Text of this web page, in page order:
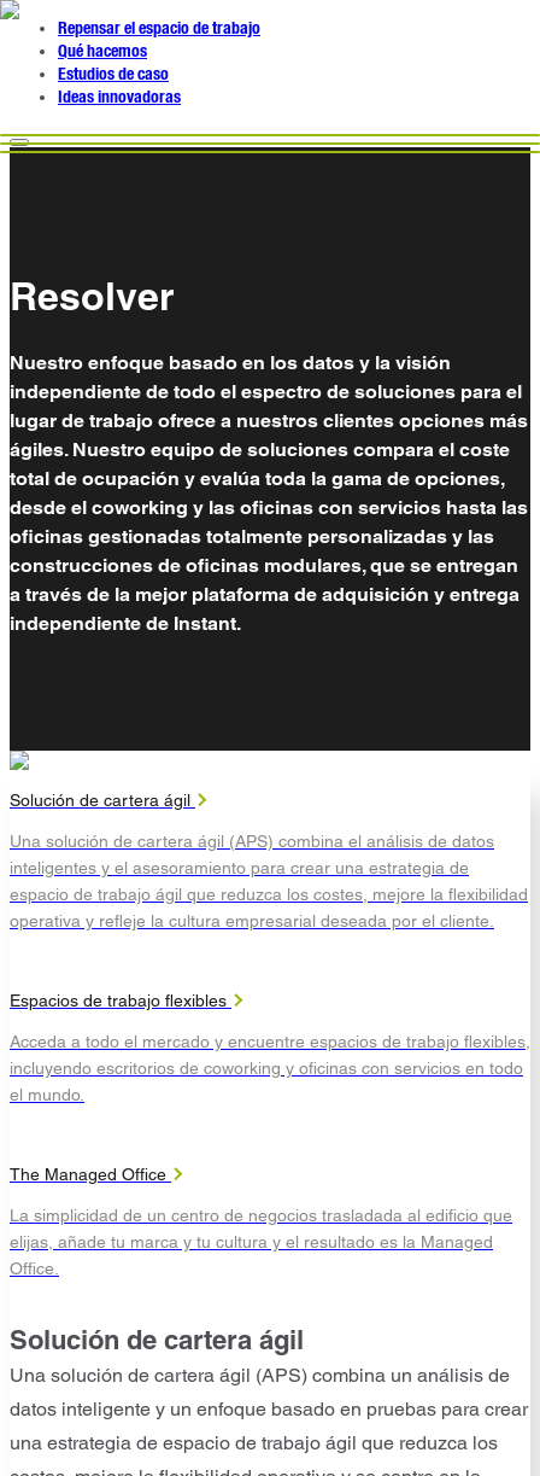
Repensar el espacio de trabajo
Qué hacemos
Estudios de caso
Ideas innovadoras
Resolver
Nuestro enfoque basado en los datos y la visión
independiente de todo el espectro de soluciones para el
lugar de trabajo ofrece a nuestros clientes opciones más
ágiles. Nuestro equipo de soluciones compara el coste
total de ocupación y evalúa toda la gama de opciones,
desde el coworking y las oficinas con servicios hasta las
oficinas gestionadas totalmente personalizadas y las
construcciones de oficinas modulares, que se entregan
a través de la mejor plataforma de adquisición y entrega
independiente de Instant.
Solución de cartera ágil
Una solución de cartera ágil (APS) combina el análisis de datos
inteligentes y el asesoramiento para crear una estrategia de
espacio de trabajo ágil que reduzca los costes, mejore la flexibilidad
operativa y refleje la cultura empresarial deseada por el cliente.
Espacios de trabajo flexibles
Acceda a todo el mercado y encuentre espacios de trabajo flexibles,
incluyendo escritorios de coworking y oficinas con servicios en todo
el mundo.
The Managed Office
La simplicidad de un centro de negocios trasladada al edificio que
elijas, añade tu marca y tu cultura y el resultado es la Managed
Office.
Solución de cartera ágil
Una solución de cartera ágil (APS) combina un análisis de
datos inteligente y un enfoque basado en pruebas para crear
una estrategia de espacio de trabajo ágil que reduzca los